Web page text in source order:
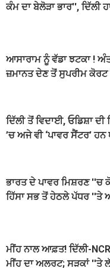
ਕੰਮ ਦਾ ਬੇਲੋੜਾ ਭਾਰ'', ਦਿੱਲੀ
ਆਸਾਰਾਮ ਨੂੰ ਵੱਡਾ ਝਟਕਾ !
ਜ਼ਮਾਨਤ ਦੇਣ ਤੋਂ ਸੁਪਰੀਮ ਕੋਰਟ
ਦਿੱਲੀ ਤੋਂ ਵਿਦਾਈ, ਓਡਿਸ਼ਾ
’ਚ ਅਜੇ ਵੀ ‘ਪਾਵਰ ਸੈਂਟਰ’
ਭਾਰਤ ਦੇ ਪਾਵਰ ਮਿਸ਼ਰਣ ''ਚ
ਹਿੱਸਾ ਸਭ ਤੋਂ ਹੇਠਲੇ ਪੱਧਰ
ਮੀਂਹ ਨਾਲ ਆਫ਼ਤ! ਦਿੱਲੀ-
ਮੀਂਹ ਦਾ ਅਲਰਟ; ਸੜਕਾਂ ''ਤੇ